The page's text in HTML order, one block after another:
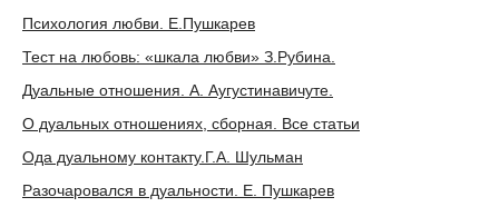
Психология любви. Е.Пушкарев
Тест на любовь: «шкала любви» З.Рубина.
Дуальные отношения. А. Аугустинавичуте.
О дуальных отношениях, сборная. Все статьи
Ода дуальному контакту.Г.А. Шульман
Разочаровался в дуальности. Е. Пушкарев